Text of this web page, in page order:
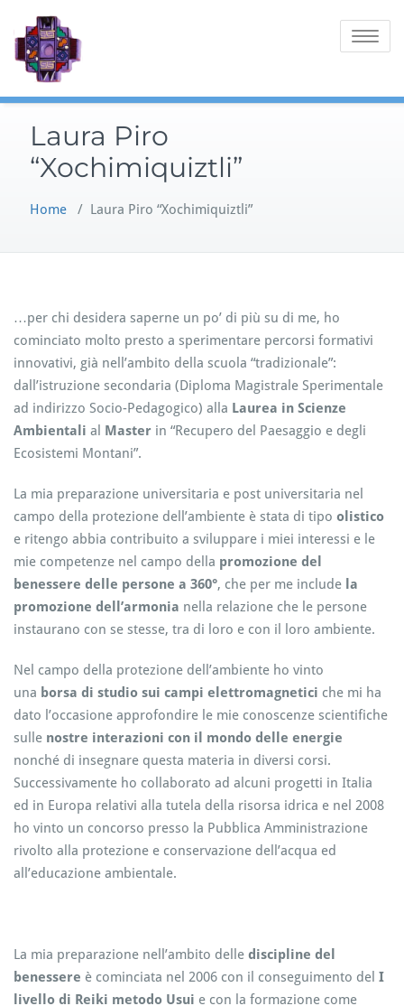
content
Toggle
Laura Piro
“Xochimiquiztli”
Home / Laura Piro “Xochimiquiztli”
…per chi desidera saperne un po’ di più su di me, ho
cominciato molto presto a sperimentare percorsi formativi
innovativi, già nell’ambito della scuola “tradizionale”:
dall’istruzione secondaria (Diploma Magistrale Sperimentale
ad indirizzo Socio-Pedagogico) alla Laurea in Scienze
Ambientali al Master in “Recupero del Paesaggio e degli
Ecosistemi Montani”.
La mia preparazione universitaria e post universitaria nel
campo della protezione dell’ambiente è stata di tipo olistico
e ritengo abbia contribuito a sviluppare i miei interessi e le
mie competenze nel campo della promozione del
benessere delle persone a 360°, che per me include la
promozione dell’armonia nella relazione che le persone
instaurano con se stesse, tra di loro e con il loro ambiente.
Nel campo della protezione dell’ambiente ho vinto
una borsa di studio sui campi elettromagnetici che mi ha
dato l’occasione approfondire le mie conoscenze scientifiche
sulle nostre interazioni con il mondo delle energie
nonché di insegnare questa materia in diversi corsi.
Successivamente ho collaborato ad alcuni progetti in Italia
ed in Europa relativi alla tutela della risorsa idrica e nel 2008
ho vinto un concorso presso la Pubblica Amministrazione
rivolto alla protezione e conservazione dell’acqua ed
all’educazione ambientale.
La mia preparazione nell’ambito delle discipline del
benessere è cominciata nel 2006 con il conseguimento del I
livello di Reiki metodo Usui e con la formazione come